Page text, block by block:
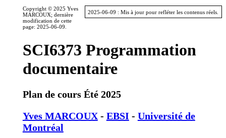
2025-06-09 : Mis à jour pour refléter les contenus réels.
Copyright © 2025 Yves
MARCOUX; dernière
modification de cette
page: 2025-06-09.
SCI6373 Programmation
documentaire
Plan de cours Été 2025
Yves MARCOUX- EBSI - Université de
Montréal